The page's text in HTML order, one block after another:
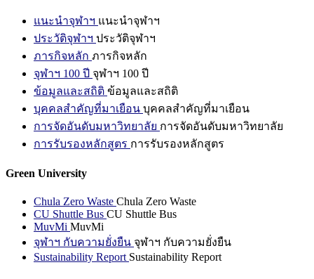
แนะนำจุฬาฯ แนะนำจุฬาฯ
ประวัติจุฬาฯ ประวัติจุฬาฯ
ภารกิจหลัก ภารกิจหลัก
จุฬาฯ 100 ปี จุฬาฯ 100 ปี
ข้อมูลและสถิติ ข้อมูลและสถิติ
บุคคลสำคัญที่มาเยือน บุคคลสำคัญที่มาเยือน
การจัดอันดับมหาวิทยาลัย การจัดอันดับมหาวิทยาลัย
การรับรองหลักสูตร การรับรองหลักสูตร
Green University
Chula Zero Waste Chula Zero Waste
CU Shuttle Bus CU Shuttle Bus
MuvMi MuvMi
จุฬาฯ กับความยั่งยืน จุฬาฯ กับความยั่งยืน
Sustainability Report Sustainability Report